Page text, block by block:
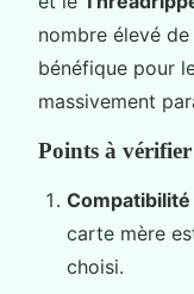
nombre élevé
bénéfique pour
massivement
Points à
Compatibilité
carte mère
choisi.